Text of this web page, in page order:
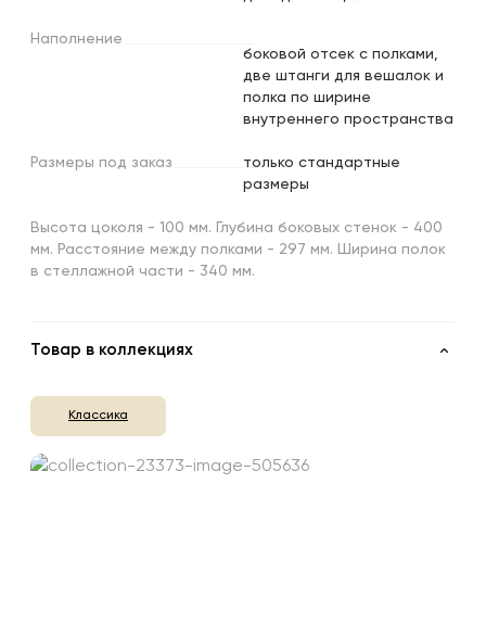
Наполнение
боковой отсек с полками,
две штанги для вешалок и
полка по ширине
внутреннего пространства
Размеры под заказ
только стандартные
размеры
Высота цоколя - 100 мм. Глубина боковых стенок - 400
мм. Расстояние между полками - 297 мм. Ширина полок
в стеллажной части - 340 мм.
Товар в коллекциях
Классика